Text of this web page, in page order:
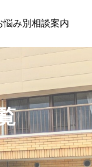
悩み別相談案内